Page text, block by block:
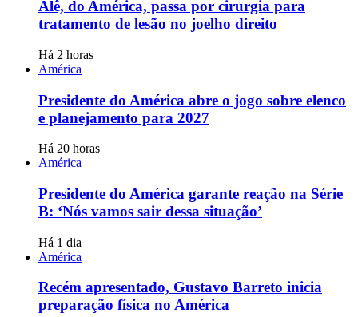
Alê, do América, passa por cirurgia para
tratamento de lesão no joelho direito
Há 2 horas
América
Presidente do América abre o jogo sobre elenco
e planejamento para 2027
Há 20 horas
América
Presidente do América garante reação na Série
B: ‘Nós vamos sair dessa situação’
Há 1 dia
América
Recém apresentado, Gustavo Barreto inicia
preparação física no América